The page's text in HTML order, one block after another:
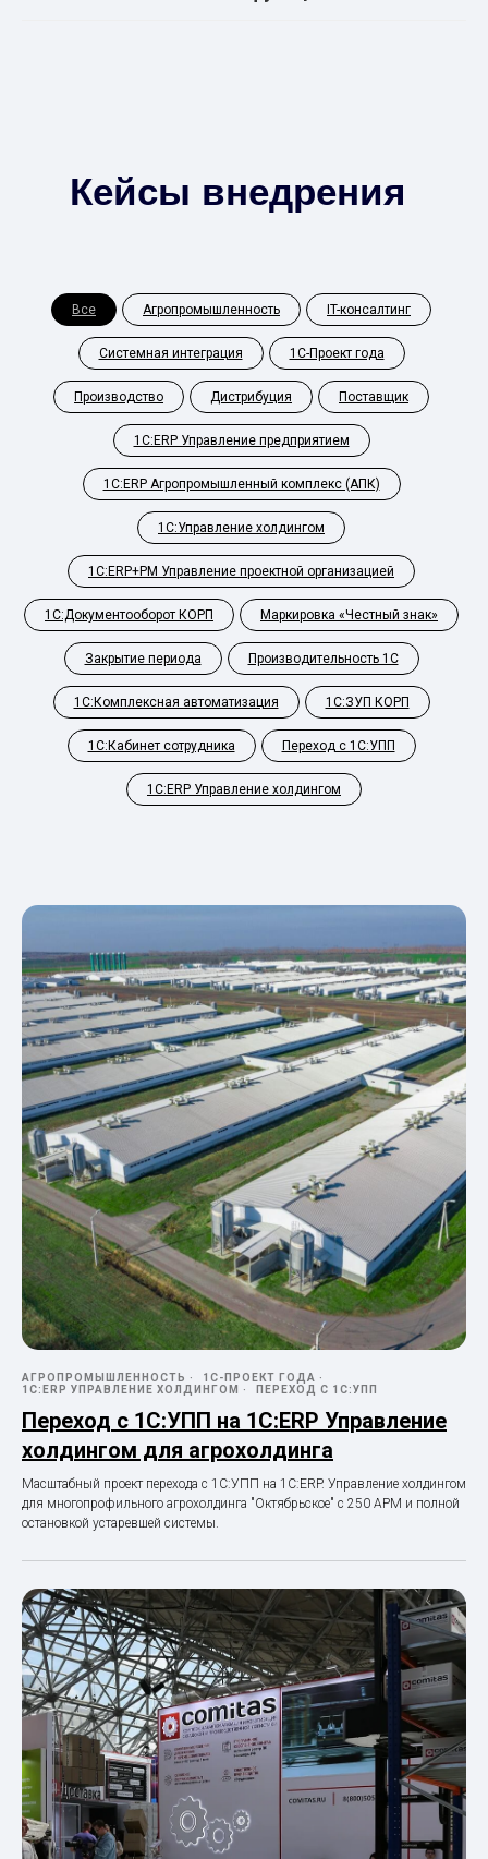
Кейсы внедрения
Все Агропромышленность IT-консалтинг
Системная интеграция 1С-Проект года
Производство Дистрибуция Поставщик
1С:ERP Управление предприятием
1С:ERP Агропромышленный комплекс (АПК)
1С:Управление холдингом
1С:ERP+PM Управление проектной организацией
1С:Документооборот КОРП Маркировка «Честный знак»
Закрытие периода Производительность 1С
1С:Комплексная автоматизация 1С:ЗУП КОРП
1С:Кабинет сотрудника Переход с 1С:УПП
1С:ERP Управление холдингом
АГРОПРОМЫШЛЕННОСТЬ
1С-ПРОЕКТ ГОДА
1С:ERP УПРАВЛЕНИЕ ХОЛДИНГОМ
ПЕРЕХОД С 1С:УПП
Переход с 1С:УПП на 1С:ERP Управление
холдингом для агрохолдинга
Масштабный проект перехода с 1С:УПП на 1С:ERP. Управление холдингом
для многопрофильного агрохолдинга "Октябрьское" с 250 АРМ и полной
остановкой устаревшей системы.